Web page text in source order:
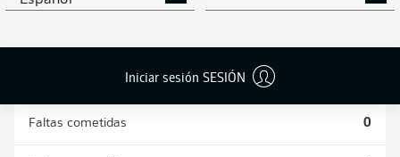
Iniciar sesión SESIÓN
Faltas cometidas 0